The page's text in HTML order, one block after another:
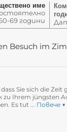
име
69 години
Besuch im
Sie sich die
zu Ihrem jüngsten
Es tut ... Повече ▼